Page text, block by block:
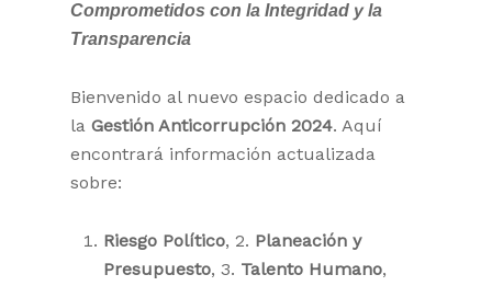
Comprometidos con la Integridad y la
Transparencia
Bienvenido al nuevo espacio dedicado a
la Gestión Anticorrupción 2024. Aquí
encontrará información actualizada
sobre:
Riesgo Político, 2. Planeación y
Presupuesto, 3. Talento Humano,